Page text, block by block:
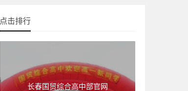
点击排行
长春国贸综合高中部官网